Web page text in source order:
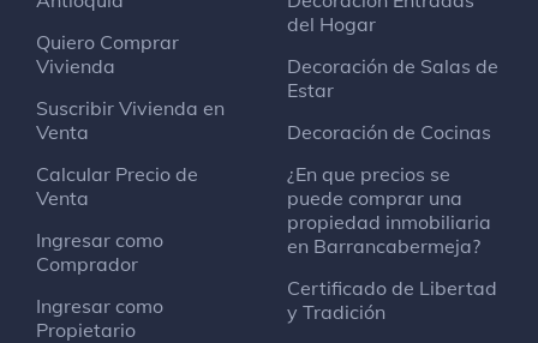
Quiero Comprar
Vivienda
Suscribir Vivienda en
Venta
Calcular Precio de
Venta
Ingresar como
Comprador
Ingresar como
Propietario
del Hogar
Decoración de Salas de
Estar
Decoración de Cocinas
¿En que precios se
puede comprar una
propiedad inmobiliaria
en Barrancabermeja?
Certificado de Libertad
y Tradición